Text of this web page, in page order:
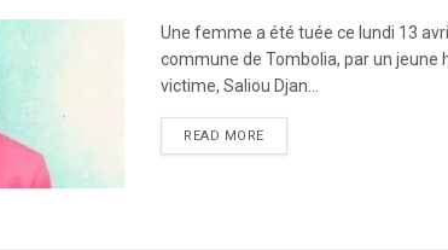
Une femme a été tuée ce lundi 13
commune de Tombolia, par un jeune
victime, Saliou Djan...
READ MORE